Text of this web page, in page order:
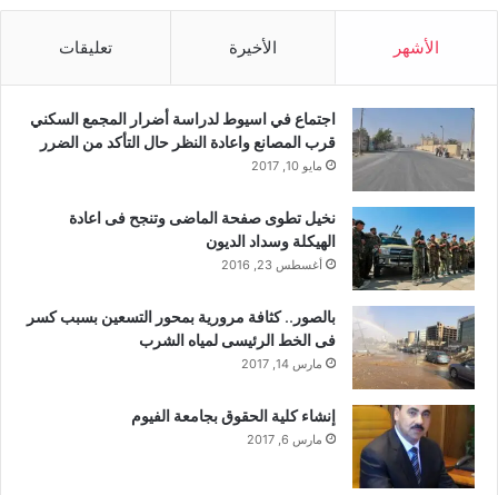
الأشهر الأخيرة تعليقات
اجتماع في اسيوط لدراسة أضرار المجمع السكني
قرب المصانع واعادة النظر حال التأكد من الضرر
مايو 10, 2017
نخيل تطوى صفحة الماضى وتنجح فى اعادة
الهيكلة وسداد الديون
أغسطس 23, 2016
بالصور.. كثافة مرورية بمحور التسعين بسبب كسر
فى الخط الرئيسى لمياه الشرب
مارس 14, 2017
إنشاء كلية الحقوق بجامعة الفيوم
مارس 6, 2017